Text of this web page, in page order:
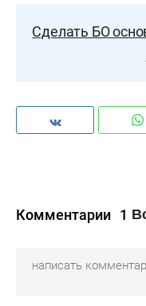
Сделать БО
Комментарии 1